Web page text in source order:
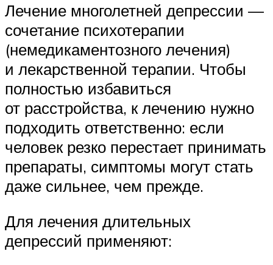
Лечение многолетней депрессии —
сочетание психотерапии
(немедикаментозного лечения)
и лекарственной терапии. Чтобы
полностью избавиться
от расстройства, к лечению нужно
подходить ответственно: если
человек резко перестает принимать
препараты, симптомы могут стать
даже сильнее, чем прежде.
Для лечения длительных
депрессий применяют: